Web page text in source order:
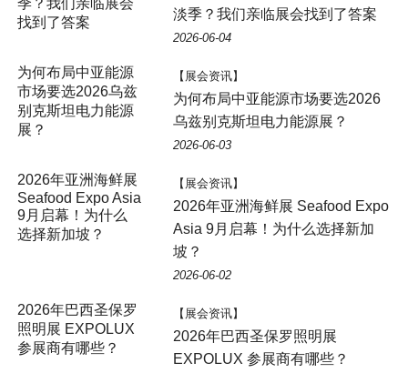
淡季？我们亲临展会找到了答案
2026-06-04
为何布局中亚能源
市场要选2026乌兹
别克斯坦电力能源
展？
【展会资讯】
为何布局中亚能源市场要选2026
乌兹别克斯坦电力能源展？
2026-06-03
【展会资讯】
2026年亚洲海鲜展 Seafood Expo
Asia 9月启幕！为什么选择新加
坡？
2026-06-02
【展会资讯】
2026年巴西圣保罗照明展
EXPOLUX 参展商有哪些？